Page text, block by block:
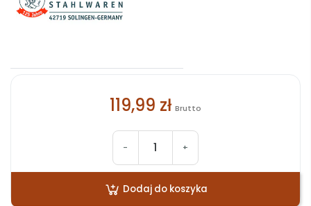
119,99 zł Brutto
- +
Dodaj do koszyka